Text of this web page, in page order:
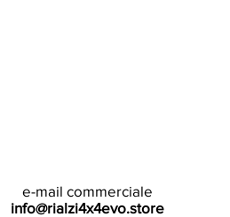
e-mail commerciale
info@rialzi4x4evo.store